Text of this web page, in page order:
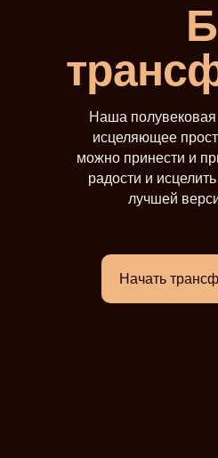
Наша
исцеляющее
можно принести и
радости и исцелить
лучшей
Начать